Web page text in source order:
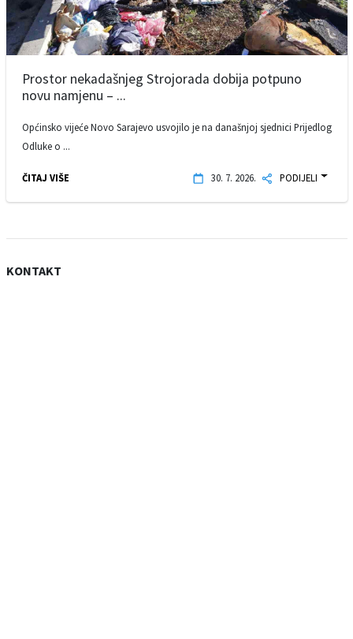
Prostor nekadašnjeg Strojorada dobija potpuno
novu namjenu – ...
Općinsko vijeće Novo Sarajevo usvojilo je na današnjoj sjednici Prijedlog
Odluke o ...
ČITAJ VIŠE 30. 7. 2026. PODIJELI
KONTAKT